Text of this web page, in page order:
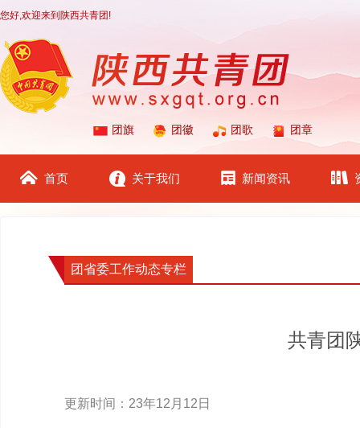
您好,欢迎来到陕西共青团!
团旗 团徽 团歌 团章
首页 关于我们 新闻资讯
团省委工作动态专栏
共青团
更新时间：23年12月12日